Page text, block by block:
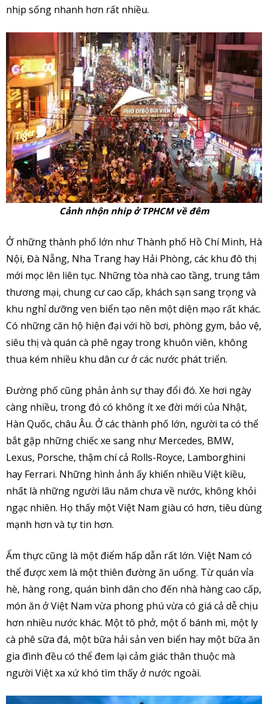
nhịp sống nhanh hơn rất nhiều.
Cảnh nhộn nhip ở TPHCM về đêm
Ở những thành phố lớn như Thành phố Hồ Chí Minh, Hà
Nội, Đà Nẵng, Nha Trang hay Hải Phòng, các khu đô thị
mới mọc lên liên tục. Những tòa nhà cao tầng, trung tâm
thương mại, chung cư cao cấp, khách sạn sang trọng và
khu nghỉ dưỡng ven biển tạo nên một diện mạo rất khác.
Có những căn hộ hiện đại với hồ bơi, phòng gym, bảo vệ,
siêu thị và quán cà phê ngay trong khuôn viên, không
thua kém nhiều khu dân cư ở các nước phát triển.
Đường phố cũng phản ảnh sự thay đổi đó. Xe hơi ngày
càng nhiều, trong đó có không ít xe đời mới của Nhật,
Hàn Quốc, châu Âu. Ở các thành phố lớn, người ta có thể
bắt gặp những chiếc xe sang như Mercedes, BMW,
Lexus, Porsche, thậm chí cả Rolls-Royce, Lamborghini
hay Ferrari. Những hình ảnh ấy khiến nhiều Việt kiều,
nhất là những người lâu năm chưa về nước, không khỏi
ngạc nhiên. Họ thấy một Việt Nam giàu có hơn, tiêu dùng
mạnh hơn và tự tin hơn.
Ẩm thực cũng là một điểm hấp dẫn rất lớn. Việt Nam có
thể được xem là một thiên đường ăn uống. Từ quán vỉa
hè, hàng rong, quán bình dân cho đến nhà hàng cao cấp,
món ăn ở Việt Nam vừa phong phú vừa có giá cả dễ chịu
hơn nhiều nước khác. Một tô phở, một ổ bánh mì, một ly
cà phê sữa đá, một bữa hải sản ven biển hay một bữa ăn
gia đình đều có thể đem lại cảm giác thân thuộc mà
người Việt xa xứ khó tìm thấy ở nước ngoài.